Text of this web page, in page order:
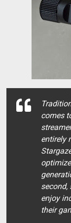
comes
entirely
second,
enjoy
their